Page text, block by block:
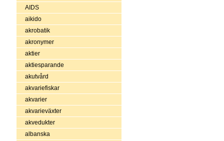
AIDS
aikido
akrobatik
akronymer
aktier
aktiesparande
akutvård
akvariefiskar
akvarier
akvarieväxter
akvedukter
albanska